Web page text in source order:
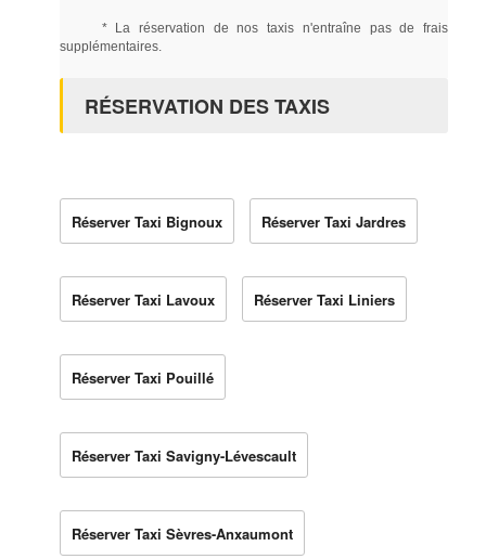
* La réservation de nos taxis n'entraîne pas de frais
supplémentaires.
RÉSERVATION DES TAXIS
Réserver Taxi Bignoux Réserver Taxi Jardres
Réserver Taxi Lavoux Réserver Taxi Liniers
Réserver Taxi Pouillé
Réserver Taxi Savigny-Lévescault
Réserver Taxi Sèvres-Anxaumont